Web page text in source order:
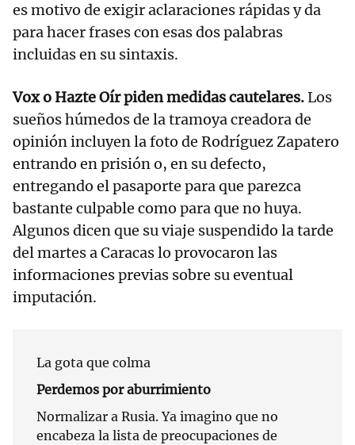
es motivo de exigir aclaraciones rápidas y da
para hacer frases con esas dos palabras
incluidas en su sintaxis.
Vox o Hazte Oír piden medidas cautelares.Los
sueños húmedos de la tramoya creadora de
opinión incluyen la foto de Rodríguez Zapatero
entrando en prisión o, en su defecto,
entregando el pasaporte para que parezca
bastante culpable como para que no huya.
Algunos dicen que su viaje suspendido la tarde
del martes a Caracas lo provocaron las
informaciones previas sobre su eventual
imputación.
La gota que colma
Perdemos por aburrimiento
Normalizar a Rusia. Ya imagino que no
encabeza la lista de preocupaciones de